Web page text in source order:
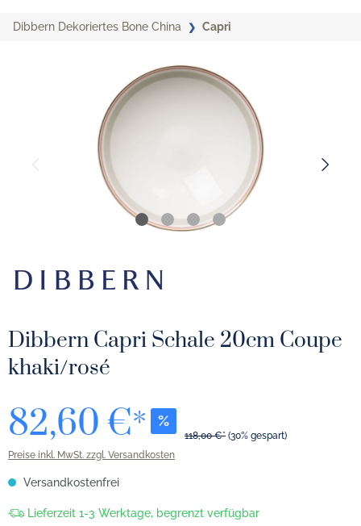
Dibbern Dekoriertes Bone China Capri
Dibbern Capri Schale 20cm Coupe
khaki/rosé
82,60 €* %
118,00 €* (30% gespart)
Preise inkl. MwSt. zzgl. Versandkosten
Versandkostenfrei
Lieferzeit 1-3 Werktage, begrenzt verfügbar